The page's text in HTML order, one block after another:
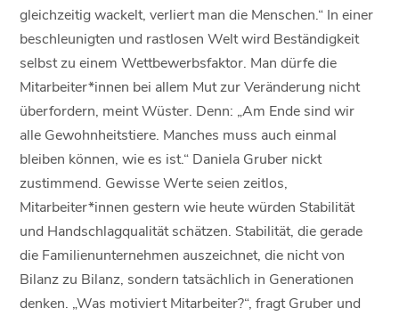
gleichzeitig wackelt, verliert man die Menschen.“ In einer
beschleunigten und rastlosen Welt wird Beständigkeit
selbst zu einem Wettbewerbsfaktor. Man dürfe die
Mitarbeiter*innen bei allem Mut zur Veränderung nicht
überfordern, meint Wüster. Denn: „Am Ende sind wir
alle Gewohnheitstiere. Manches muss auch einmal
bleiben können, wie es ist.“ Daniela Gruber nickt
zustimmend. Gewisse Werte seien zeitlos,
Mitarbeiter*innen gestern wie heute würden Stabilität
und Handschlagqualität schätzen. Stabilität, die gerade
die Familienunternehmen auszeichnet, die nicht von
Bilanz zu Bilanz, sondern tatsächlich in Generationen
denken. „Was motiviert Mitarbeiter?“, fragt Gruber und